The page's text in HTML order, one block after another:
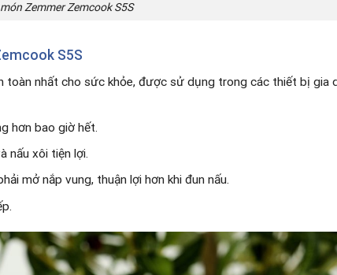
Zemmer Zemcook S5S
S5S
nhất cho sức khỏe, được sử dụng trong các thiết bị gia
hơn bao giờ hết.
nấu xôi tiện lợi.
mở nắp vung, thuận lợi hơn khi đun nấu.